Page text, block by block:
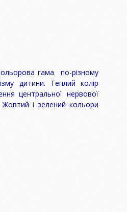
АУТИЗМОМ!
ДИТИНА З
ІНВАЛІДНІСТЮ
ПОВЕДІНКИ В НС
ПСИХОЛОГІЧНІ
ПОРАДИ ДЛЯ ДІТЕЙ
ТА БАТЬКІВ
гама по-різному
дитини. Теплий колір
центральної нервової
і зелений кольори